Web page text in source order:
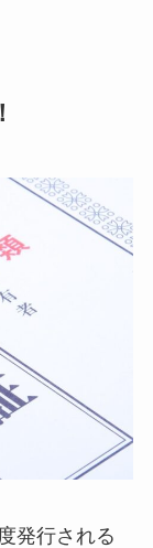
発行される